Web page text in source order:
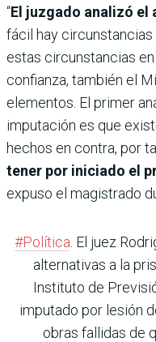
“El juzgado analizó el
fácil hay
estas circunstancias
confianza, también el
elementos. El primer
imputación es que
hechos en contra, por
tener por iniciado el
expuso el magistrado
#Política. El juez
alternativas a la
Instituto de
imputado por lesión
obras fallidas de